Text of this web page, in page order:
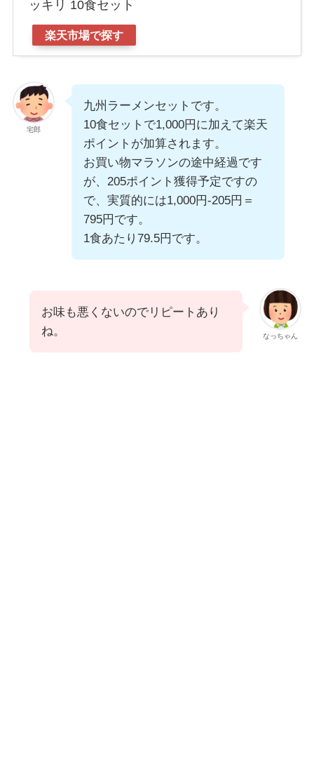
ッキリ 10食セット
楽天市場で探す
宅郎
九州ラーメンセットです。
10食セットで1,000円に加えて楽天
ポイントが加算されます。
お買い物マラソンの途中経過です
が、205ポイント獲得予定ですの
で、実質的には1,000円-205円＝
795円です。
1食あたり79.5円です。
なっちゃん
お味も悪くないのでリピートあり
ね。